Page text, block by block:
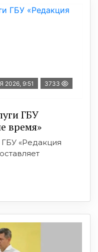
2026, 9:51 3733
ГБУ
время»
ГБУ «Редакция